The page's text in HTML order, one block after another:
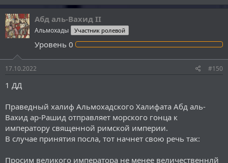
Абд аль-Вахид II
Альмохады Участник ролевой
Уровень 0
17.10.2022 #150
1 ДД
Праведный халиф Альмохадского Халифата Абд аль-
Вахид ар-Рашид отправляет морского гонца к
императору священной римской империи.
В случае принятия посла, тот начнет свою речь так:
Просим великого императора не менее величественнлй